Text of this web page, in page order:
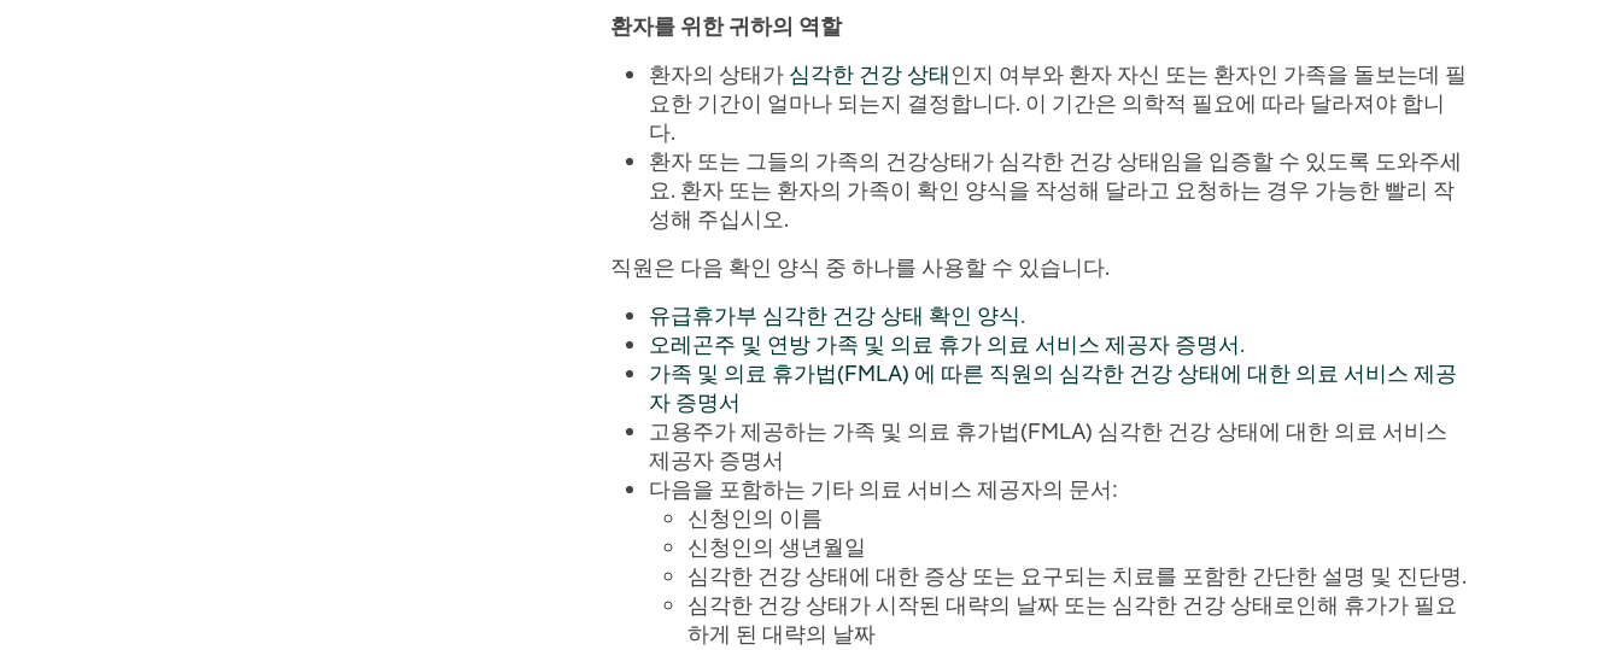
환자를 위한 귀하의 역할
환자의 상태가 심각한 건강 상태인지 여부와 환자 자신 또는 환자인 가족을 돌보는데 필
요한 기간이 얼마나 되는지 결정합니다. 이 기간은 의학적 필요에 따라 달라져야 합니
다.
환자 또는 그들의 가족의 건강상태가 심각한 건강 상태임을 입증할 수 있도록 도와주세
요. 환자 또는 환자의 가족이 확인 양식을 작성해 달라고 요청하는 경우 가능한 빨리 작
성해 주십시오.
직원은 다음 확인 양식 중 하나를 사용할 수 있습니다.
유급휴가부 심각한 건강 상태 확인 양식.
오레곤주 및 연방 가족 및 의료 휴가 의료 서비스 제공자 증명서.
가족 및 의료 휴가법(FMLA) 에 따른 직원의 심각한 건강 상태에 대한 의료 서비스 제공
자 증명서
고용주가 제공하는 가족 및 의료 휴가법(FMLA) 심각한 건강 상태에 대한 의료 서비스
제공자 증명서
다음을 포함하는 기타 의료 서비스 제공자의 문서:
신청인의 이름
신청인의 생년월일
심각한 건강 상태에 대한 증상 또는 요구되는 치료를 포함한 간단한 설명 및 진단명.
심각한 건강 상태가 시작된 대략의 날짜 또는 심각한 건강 상태로인해 휴가가 필요
하게 된 대략의 날짜